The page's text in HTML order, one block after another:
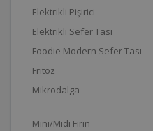
Elektrikli Pişirici
Elektrikli Sefer Tası
Foodie Modern Sefer Tası
Fritöz
Mikrodalga
Mini/Midi Fırın